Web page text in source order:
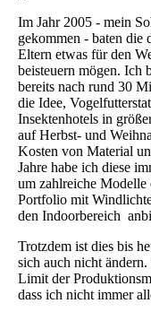
Im Jahr 2005 - mein
gekommen - baten die
Eltern etwas für den
beisteuern mögen. Ich
bereits nach rund 30
die Idee,
Insektenhotels in
auf Herbst- und
Kosten von Material
Jahre habe ich diese
um zahlreiche Modelle
Portfolio mit
den Indoorbereich
Trotzdem ist dies bis
sich auch nicht
Limit der
dass ich nicht immer